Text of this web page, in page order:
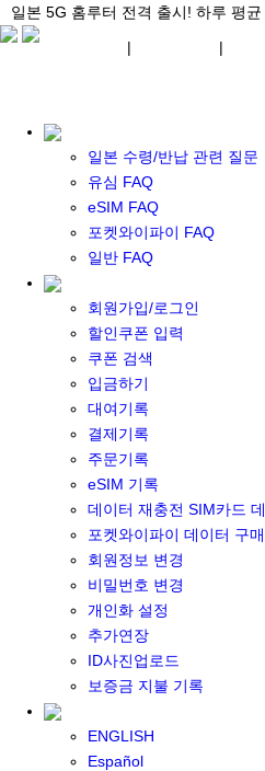
일본 5G 홈루터 전격 출시! 하루 평균
일본 수령/반납 관련 질문
유심 FAQ
eSIM FAQ
포켓와이파이 FAQ
일반 FAQ
회원가입/로그인
할인쿠폰 입력
쿠폰 검색
입금하기
대여기록
결제기록
주문기록
eSIM 기록
데이터 재충전 SIM카드
포켓와이파이 데이터 구
회원정보 변경
비밀번호 변경
개인화 설정
추가연장
ID사진업로드
보증금 지불 기록
ENGLISH
Español
\아이비디오 eSIM🇯🇵/ 일본 3대 현지
일본 5G 홈루터 전격 출시! 하루 평균
| |
포켓 와이파이 대여
일본 계약 와이파이
eSIM
일본 eSIM
한국 eSIM
대만 eSIM
기타 아시아 eSIM
eSIM 개통 설명서
포켓와이파이&데이터 구매
포켓와이파이 구매
일본 DATA
기타 아시아 DATA
MACARON DATA
DATA 이용 설명서
유심 구매
일본유심
한국유심
기타 아시아 유심
유심 설명서